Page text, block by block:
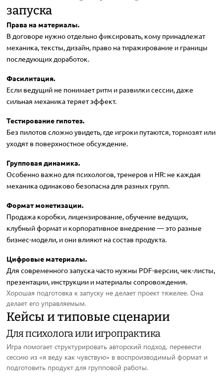
запуска
Права на материалы.
В договоре нужно отдельно фиксировать, кому принадлежат
механика, тексты, дизайн, право на тиражирование и границы
последующих доработок.
Фасилитация.
Если ведущий не понимает ритм и развилки сессии, даже
сильная механика теряет эффект.
Тестирование гипотез.
Без пилотов сложно увидеть, где игроки путаются, тормозят или
уходят в поверхностное обсуждение.
Групповая динамика.
Особенно важно для психологов, тренеров и HR: не каждая
механика одинаково безопасна для разных групп.
Формат монетизации.
Продажа коробки, лицензирование, обучение ведущих,
клубный формат и корпоративное внедрение — это разные
бизнес-модели, и они влияют на состав продукта.
Цифровые материалы.
Для современного запуска часто нужны PDF-версии, чек-листы,
презентации, инструкции и материалы сопровождения.
Хорошая подготовка к запуску не делает проект тяжелее. Она
делает его управляемым.
Кейсы и типовые сценарии
Для психолога или игропрактика
Игра помогает структурировать авторский подход, перевести
сессию из «я веду как чувствую» в воспроизводимый формат и
подготовить продукт для групповой работы.